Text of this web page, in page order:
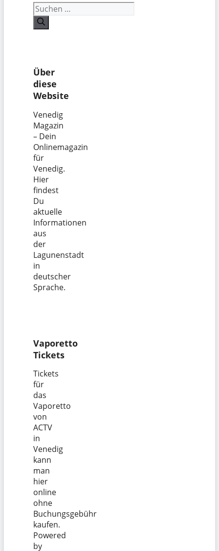
Suchen
nach:
Über
diese
Website
Venedig
Magazin
– Dein
Onlinemagazin
für
Venedig.
Hier
findest
Du
aktuelle
Informationen
aus
der
Lagunenstadt
in
deutscher
Sprache.
Vaporetto
Tickets
Tickets
für
das
Vaporetto
von
ACTV
in
Venedig
kann
man
hier
online
ohne
Buchungsgebühr
kaufen.
Powered
by